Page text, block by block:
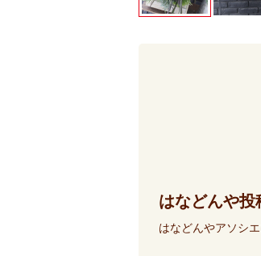
はなどんや投
はなどんやアソシ